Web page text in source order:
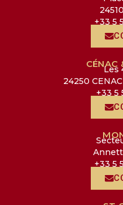
+33 5
CÉNAC
Les
24250
+33 5
+33 5